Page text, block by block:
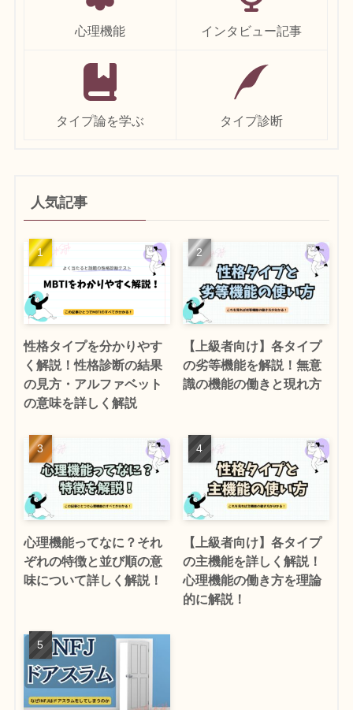
心理機能 インタビュー記事
タイプ論を学ぶ タイプ診断
人気記事
性格タイプを分かりやす
く解説！性格診断の結果
の見方・アルファベット
の意味を詳しく解説
【上級者向け】各タイプ
の劣等機能を解説！無意
識の機能の働きと現れ方
心理機能ってなに？それ
ぞれの特徴と並び順の意
味について詳しく解説！
【上級者向け】各タイプ
の主機能を詳しく解説！
心理機能の働き方を理論
的に解説！